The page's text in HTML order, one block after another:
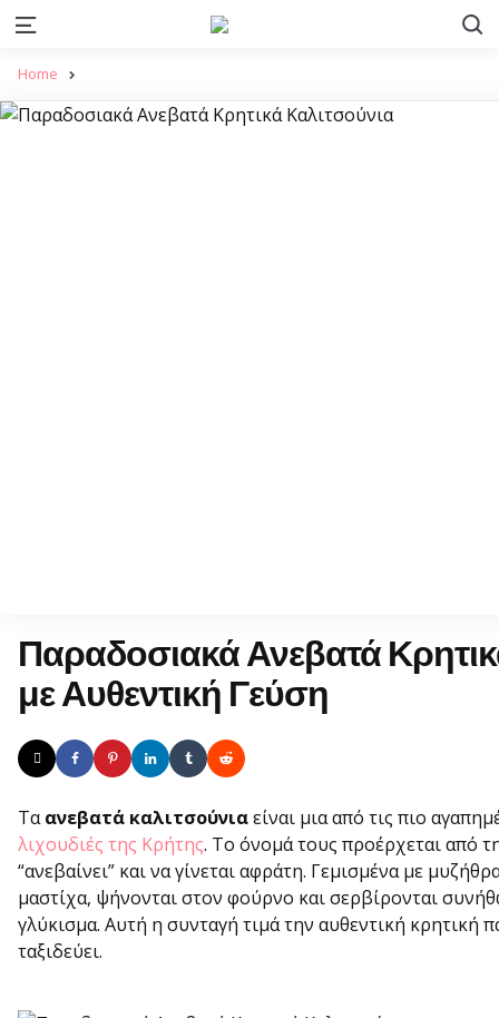
Menu
Home
Παραδοσιακά Ανεβατά
με Αυθεντική Γεύση
Ταανεβατά καλιτσούνιαείναι μια από τις πιο
λιχουδιές της Κρήτης. Το όνομά τους προέρχεται από
“ανεβαίνει” και να γίνεται αφράτη. Γεμισμένα με
μαστίχα, ψήνονται στον φούρνο και σερβίρονται
γλύκισμα. Αυτή η συνταγή τιμά την αυθεντική κρητική
ταξιδεύει.